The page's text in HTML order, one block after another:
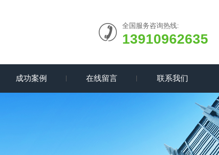
全国服务咨询热线:
13910962635
成功案例 在线留言 联系我们